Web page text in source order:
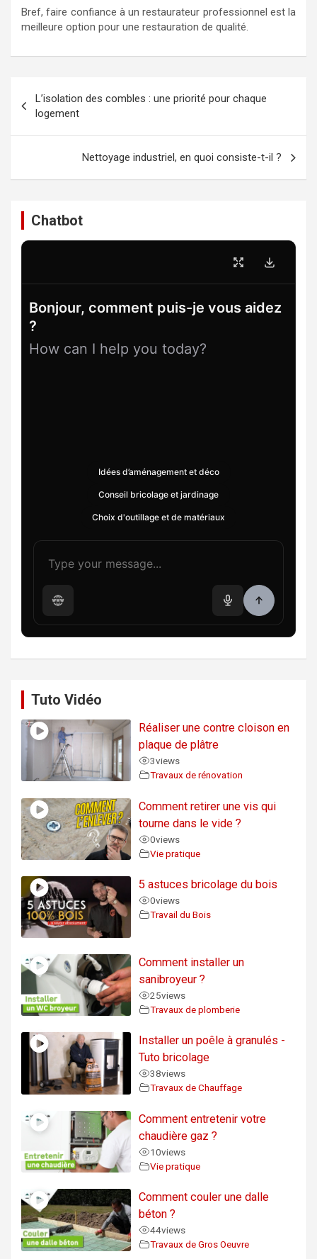
Bref, faire confiance à un restaurateur professionnel est la
meilleure option pour une restauration de qualité.
de
l’article
L’isolation des combles : une priorité pour chaque
logement
Nettoyage industriel, en quoi consiste-t-il ?
Chatbot
Bonjour, comment puis-je vous aidez
?
How can I help you today?
Idées d’aménagement et déco
Conseil bricolage et jardinage
Choix d'outillage et de matériaux
Tuto Vidéo
Réaliser une contre cloison en
plaque de plâtre
3views
Travaux de rénovation
Comment retirer une vis qui
tourne dans le vide ?
0views
Vie pratique
5 astuces bricolage du bois
0views
Travail du Bois
Comment installer un
sanibroyeur ?
25views
Travaux de plomberie
Installer un poêle à granulés -
Tuto bricolage
38views
Travaux de Chauffage
Comment entretenir votre
chaudière gaz ?
10views
Vie pratique
Comment couler une dalle
béton ?
44views
Travaux de Gros Oeuvre